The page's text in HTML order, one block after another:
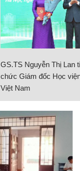
GS.TS Nguyễn Thị Lan
chức Giám đốc Học
Việt Nam